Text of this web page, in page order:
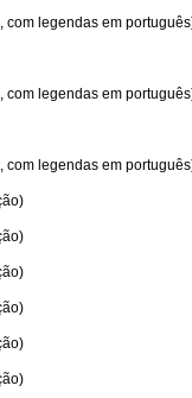
com legendas em
com legendas em
com legendas em